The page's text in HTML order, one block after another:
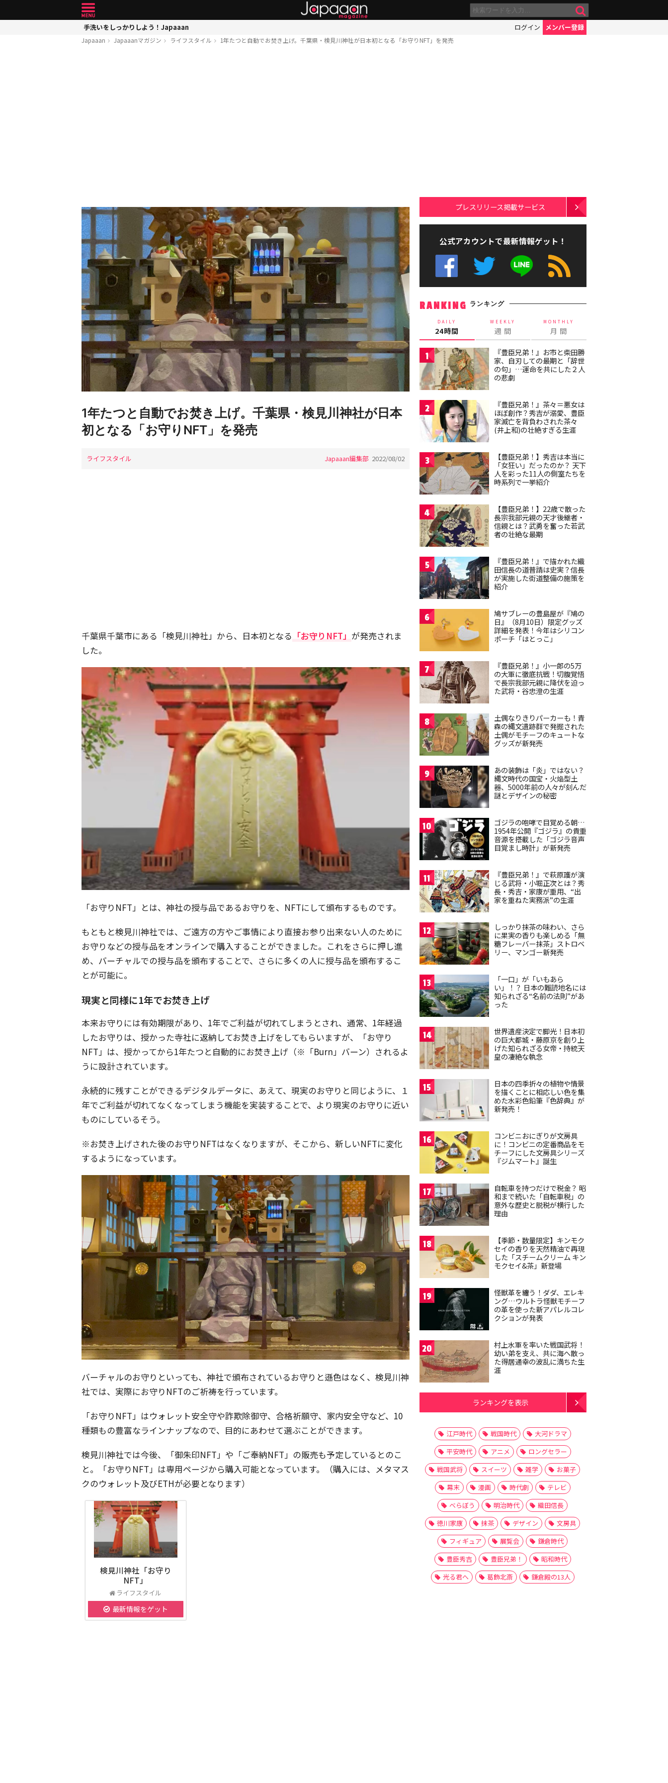
手洗いをしっかりしよう！Japaaan ログイン メンバー登録
Japaaan Japaaanマガジン ライフスタイル 1年たつと自動でお焚き上げ。千葉県・検見川神社が日本初となる「お守りNFT」を発売
1年たつと自動でお焚き上げ。千葉県・検見川神社が日本
初となる「お守りNFT」を発売
ライフスタイル Japaaan編集部 2022/08/02
千葉県千葉市にある「検見川神社」から、日本初となる 「お守りNFT」 が発売されま
した。
「お守りNFT」とは、神社の授与品であるお守りを、NFTにして頒布するものです。
もともと検見川神社では、ご遠方の方やご事情により直接お参り出来ない人のために
お守りなどの授与品をオンラインで購入することができました。これをさらに押し進
め、バーチャルでの授与品を頒布することで、さらに多くの人に授与品を頒布するこ
とが可能に。
現実と同様に1年でお焚き上げ
本来お守りには有効期限があり、1年でご利益が切れてしまうとされ、通常、1年経過
したお守りは、授かった寺社に返納してお焚き上げをしてもらいますが、「お守り
NFT」は、授かってから1年たつと自動的にお焚き上げ（※「Burn」バーン）されるよ
うに設計されています。
永続的に残すことができるデジタルデータに、あえて、現実のお守りと同じように、１
年でご利益が切れてなくなってしまう機能を実装することで、より現実のお守りに近い
ものにしているそう。
※お焚き上げされた後のお守りNFTはなくなりますが、そこから、新しいNFTに変化
するようになっています。
バーチャルのお守りといっても、神社で頒布されているお守りと遜色はなく、検見川神
社では、実際にお守りNFTのご祈祷を行っています。
「お守りNFT」はウォレット安全守や詐欺除御守、合格祈願守、家内安全守など、10
種類もの豊富なラインナップなので、目的にあわせて選ぶことができます。
検見川神社では今後、「御朱印NFT」や「ご奉納NFT」の販売も予定しているとのこ
と。「お守りNFT」は専用ページから購入可能となっています。（購入には、メタマス
クのウォレット及びETHが必要となります）
検見川神社「お守り
NFT」
ライフスタイル
最新情報をゲット
プレスリリース掲載サービス
公式アカウントで最新情報ゲット！
RANKING ランキング
DAILY
24時間
WEEKLY
週 間
MONTHLY
月 間
1
『豊臣兄弟！』お市と柴田勝
家、自刃しての最期と「辞世
の句」…運命を共にした２人
の悲劇
2
『豊臣兄弟！』茶々＝悪女は
ほぼ創作？秀吉が溺愛、豊臣
家滅亡を背負わされた茶々
(井上和)の壮絶すぎる生涯
3
【豊臣兄弟！】秀吉は本当に
「女狂い」だったのか？ 天下
人を彩った11人の側室たちを
時系列で一挙紹介
4
【豊臣兄弟！】22歳で散った
長宗我部元親の天才後継者・
信親とは？武勇を奮った若武
者の壮絶な最期
5
『豊臣兄弟！』で描かれた織
田信長の道普請は史実？信長
が実施した街道整備の施策を
紹介
6
鳩サブレーの豊島屋が『鳩の
日』（8月10日）限定グッズ
詳細を発表！今年はシリコン
ポーチ「はとっこ」
7
『豊臣兄弟！』小一郎の5万
の大軍に徹底抗戦！切腹覚悟
で長宗我部元親に降伏を迫っ
た武将・谷忠澄の生涯
8
土偶なりきりパーカーも！青
森の縄文遺跡群で発掘された
土偶がモチーフのキュートな
グッズが新発売
9
あの装飾は「炎」ではない？
縄文時代の国宝・火焔型土
器、5000年前の人々が刻んだ
謎とデザインの秘密
10
ゴジラの咆哮で目覚める朝…
1954年公開『ゴジラ』の貴重
音源を搭載した「ゴジラ音声
目覚まし時計」が新発売
11
『豊臣兄弟！』で萩原護が演
じる武将・小堀正次とは？秀
長・秀吉・家康が重用、“出
家を重ねた実務派”の生涯
12
しっかり抹茶の味わい、さら
に果実の香りも楽しめる「無
糖フレーバー抹茶」ストロベ
リー、マンゴー新発売
13
「一口」が「いもあら
い」！？ 日本の難読地名には
知られざる“名前の法則”があ
った
14
世界遺産決定で脚光！日本初
の巨大都城・藤原京を創り上
げた知られざる女帝・持統天
皇の凄絶な執念
15
日本の四季折々の植物や情景
を描くことに相応しい色を集
めた水彩色鉛筆『色辞典』が
新発売！
16
コンビニおにぎりが文房具
に！コンビニの定番商品をモ
チーフにした文房具シリーズ
『ジムマート』誕生
17
自転車を持つだけで税金？ 昭
和まで続いた「自転車税」の
意外な歴史と脱税が横行した
理由
18
【季節・数量限定】キンモク
セイの香りを天然精油で再現
した「スチームクリーム キン
モクセイ&茶」新登場
19
怪獣革を纏う！ダダ、エレキ
ング…ウルトラ怪獣モチーフ
の革を使った新アパレルコレ
クションが発表
20
村上水軍を率いた戦国武将！
幼い弟を支え、共に海へ散っ
た得居通幸の波乱に満ちた生
涯
ランキングを表示
江戸時代 戦国時代
大河ドラマ
平安時代
アニメ
ロングセラー
戦国武将
スイーツ 雑学
お菓子
幕末
漫画 時代劇
テレビ
べらぼう
明治時代
織田信長
徳川家康
抹茶 デザイン
文房具
フィギュア
展覧会
鎌倉時代
豊臣秀吉
豊臣兄弟！
昭和時代
光る君へ
葛飾北斎 鎌倉殿の13人